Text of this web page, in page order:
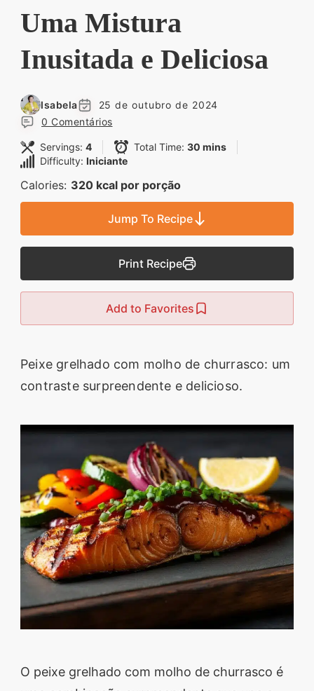
irresistíveis, refeições
saudáveis e práticas,
além de dicas exclusivas
Quer aprender a fazer
um jantar especial ou
sobremesas de dar água
na boca? Nós temos
tudo o que você
precisa! Explore nosso
site e descubra técnicas
culinárias incríveis,
que vão impressionar
agora mesmo!
Uma Mistura
Inusitada e Deliciosa
Isabela
25 de outubro de 2024
0 Comentários
Servings: 4 Total Time: 30 mins
Difficulty: Iniciante
Calories: 320 kcal por porção
Jump To Recipe
Print Recipe
Add to Favorites
Peixe grelhado com molho de churrasco: um
contraste surpreendente e delicioso.
O peixe grelhado com molho de churrasco é